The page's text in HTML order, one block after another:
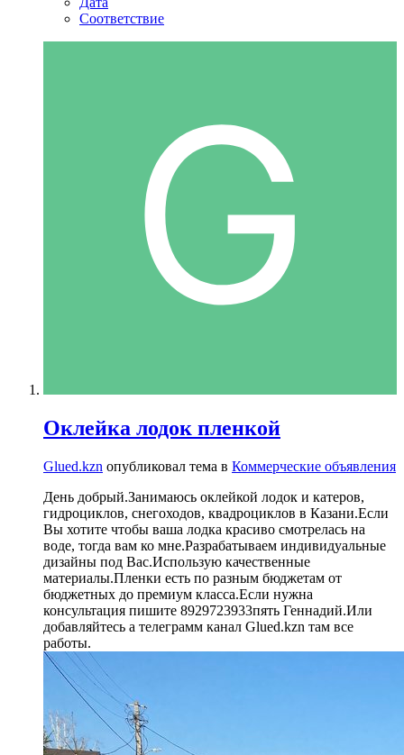
Соответствие
Оклейка лодок пленкой
Glued.kzn опубликовал тема в Коммерческие объявления
День добрый.Занимаюсь оклейкой лодок и катеров,
гидроциклов, снегоходов, квадроциклов в Казани.Если
Вы хотите чтобы ваша лодка красиво смотрелась на
воде, тогда вам ко мне.Разрабатываем индивидуальные
дизайны под Вас.Использую качественные
материалы.Пленки есть по разным бюджетам от
бюджетных до премиум класса.Если нужна
консультация пишите 8929723933пять Геннадий.Или
добавляйтесь а телеграмм канал Glued.kzn там все
работы.